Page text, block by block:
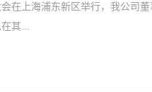
在上海浦东新区举行，我公司
其...